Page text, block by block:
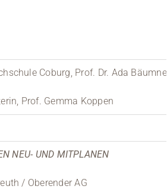
Coburg, Prof. Dr. Ada Bäumner
Prof. Gemma Koppen
NEU- UND MITPLANEN
/ Oberender AG